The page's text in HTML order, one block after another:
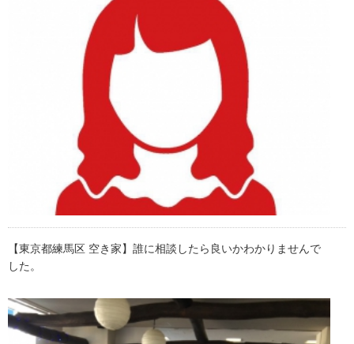
【東京都練馬区 空き家】誰に相談したら良いかわかりませんで
した。